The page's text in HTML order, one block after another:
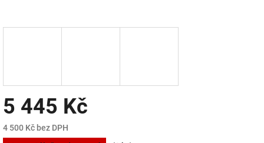
5 445 Kč
4 500 Kč bez DPH
Měrná